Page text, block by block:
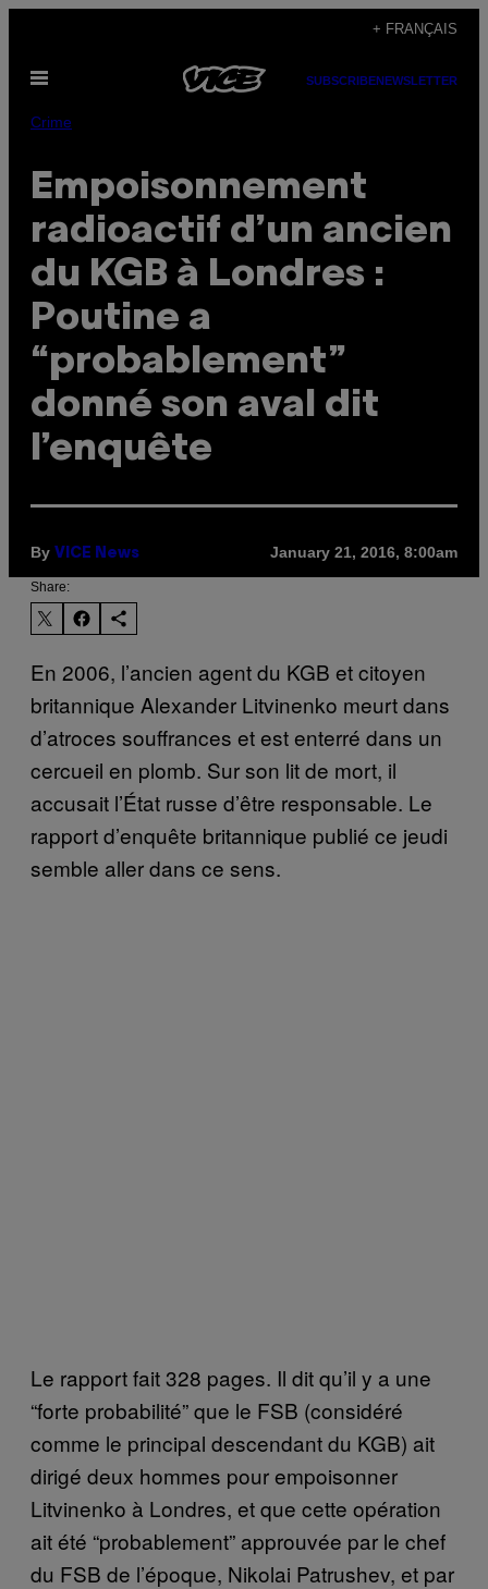
content
+ FRANÇAIS
Open
SUBSCRIBENEWSLETTER
Crime
Empoisonnement
radioactif d’un ancien
du KGB à Londres :
Poutine a
“probablement”
donné son aval dit
l’enquête
By VICE News January 21, 2016, 8:00am
Share:
En 2006, l’ancien agent du KGB et citoyen
britannique Alexander Litvinenko meurt dans
d’atroces souffrances et est enterré dans un
cercueil en plomb. Sur son lit de mort, il
accusait l’État russe d’être responsable. Le
rapport d’enquête britannique publié ce jeudi
semble aller dans ce sens.
Le rapport fait 328 pages. Il dit qu’il y a une
“forte probabilité” que le FSB (considéré
comme le principal descendant du KGB) ait
dirigé deux hommes pour empoisonner
Litvinenko à Londres, et que cette opération
ait été “probablement” approuvée par le chef
du FSB de l’époque, Nikolai Patrushev, et par